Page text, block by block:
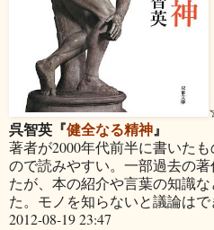
呉智英『健全なる精神』
著者が2000年代前半に書いた
ので読みやすい。一部過去の
たが、本の紹介や言葉の知識
た。モノを知らないと議論は
2012-08-19 23:47